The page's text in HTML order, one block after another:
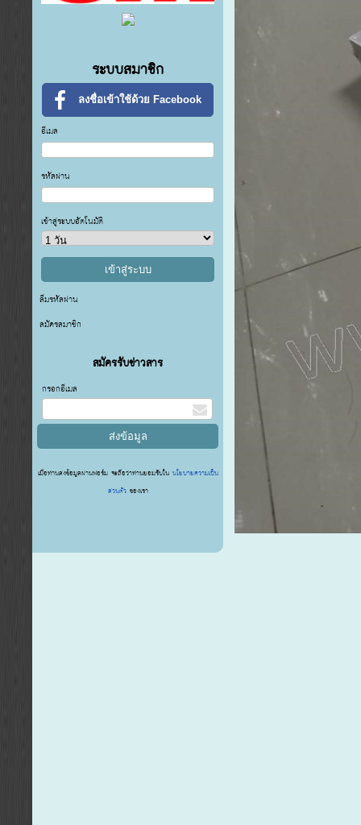
ระบบสมาชิก
ลงชื่อเข้าใช้ด้วย Facebook
อีเมล
รหัสผ่าน
เข้าสู่ระบบอัตโนมัติ
ลืมรหัสผ่าน
สมัครสมาชิก
สมัครรับข่าวสาร
กรอกอีเมล
เมื่อท่านส่งข้อมูลผ่านฟอร์ม จะถือว่าท่านยอมรับในนโยบายความเป็น
ส่วนตัว ของเรา